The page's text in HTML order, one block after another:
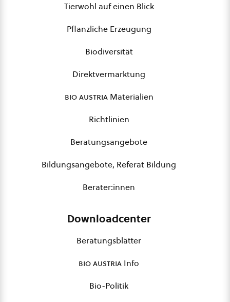
Tierwohl auf einen Blick
Pflanzliche Erzeugung
Biodiversität
Direktvermarktung
bio austriaMaterialien
Richtlinien
Beratungsangebote
Bildungsangebote, Referat Bildung
Berater:innen
Downloadcenter
Beratungsblätter
bio austria Info
Bio-Politik